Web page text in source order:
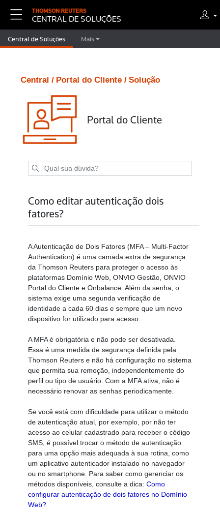
THOMSON REUTERS
CENTRAL DE SOLUÇÕES
Central de Soluções Mais
Central / Portal do Cliente / Solução
Portal do Cliente
Como editar autenticação dois
fatores?
A Autenticação de Dois Fatores (MFA – Multi-Factor
Authentication) é uma camada extra de segurança
da Thomson Reuters para proteger o acesso às
plataformas Domínio Web, ONVIO Gestão, ONVIO
Portal do Cliente e Onbalance. Além da senha, o
sistema exige uma segunda verificação de
identidade a cada 60 dias e sempre que um novo
dispositivo for utilizado para acesso.
A MFA é obrigatória e não pode ser desativada.
Essa é uma medida de segurança definida pela
Thomson Reuters e não há configuração no sistema
que permita sua remoção, independentemente do
perfil ou tipo de usuário. Com a MFA ativa, não é
necessário renovar as senhas periodicamente.
Se você está com dificuldade para utilizar o método
de autenticação atual, por exemplo, por não ter
acesso ao celular cadastrado para receber o código
SMS, é possível trocar o método de autenticação
para uma opção mais adequada à sua rotina, como
um aplicativo autenticador instalado no navegador
ou no smartphone. Para saber como gerenciar os
métodos disponíveis, consulte a dica: Como
configurar autenticação de dois fatores no Domínio
Web?